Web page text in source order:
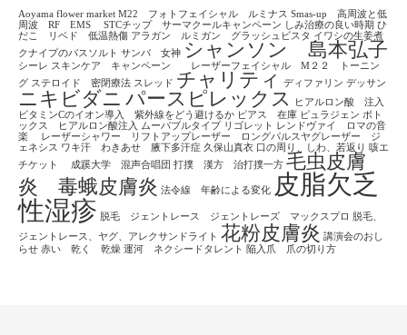
Aoyama flower market M22 フォトフェイシャル ルミナス Smas-up 高周波と低
周波 RF EMS
STCチップ サーマクールキャンペーン しみ治療の良い時期 ひ
だこ リベド 低温熱傷 アラガン ルミガン グラッシュビスタ イワシの生姜煮
クナイプのバスソルト サンバ 女神 シャンソン 島本弘子
シーレ スキンケア キャンペーン レーザーフェイシャル M２２ トーニン
グ ステロイド 密閉療法 スレッド チャリティ ディファリン デッサン
ニキビダニ パースピレックス
ヒアルロン酸 注入
ビタミンCのイオン導入 紫外線をどう避けるか ピアス 在庫 ピュラジェン ボト
ックス ヒアルロン酸注入
ムーバブルタイプ リゴレット レンドヴァイ ロマの音
楽
レーザーシャワー リフトアップレーザー ロングパルスヤグレーザー ジ
ェネシス ワキ汗 わきあせ 腋下多汗症 久保山真衣 口の周り、しわ、若返り 咳エ
チケット
成蹊大学 混声合唱団 打撲 漢方 治打撲一方 毛虫皮膚
炎 毒蛾皮膚炎 法令線 年齢による変化
皮脂欠乏
性湿疹 脱毛 ジェントレース ジェントレーズ マックスプロ
脱毛、
ジェントレース、ヤグ、アレクサンドライト 花粉皮膚炎 講演会のおし
らせ 赤い 乾く 乾燥 運河 ネクシードタレント 陥入爪 爪の切り方